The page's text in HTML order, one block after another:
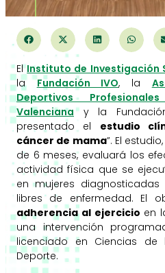
ElInstituto de Investigación
laFundación IVO, la
Deportivos
Valenciana y la
presentado el estudio
cáncer de mama”. El
de 6 meses, evaluará los
actividad física que se
en mujeres
libres de enfermedad. El
adherencia al ejercicio en
una intervención
licenciado en Ciencias
Deporte.